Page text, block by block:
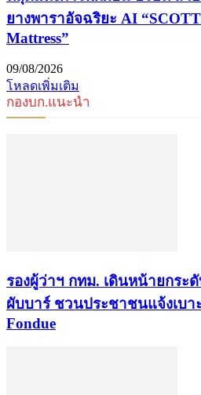
ยางพาราอัจฉริยะ AI
Mattress”
09/08/2026
โหลดเพิ่มเติม
กองบก.แนะนำ
รองผู้ว่าฯ กทม. เดินหน้ายกระ
ผับบาร์ ชวนประชาชนแจ้งเบ
Fondue